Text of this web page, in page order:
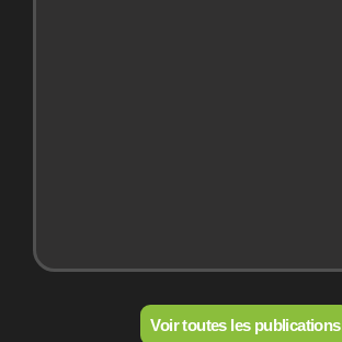
Voir toutes les publications